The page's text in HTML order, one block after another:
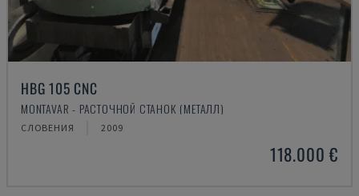
HBG 105 CNC
MONTAVAR - РАСТОЧНОЙ СТАНОК (МЕТАЛЛ)
СЛОВЕНИЯ 2009
118.000 €